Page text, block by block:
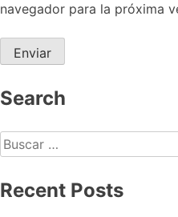
navegador para la próxima
Search
Recent Posts